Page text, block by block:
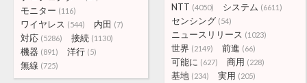
NTT (4050) システム (6611)
センシング (54)
ニュースリリース (1023)
世界 (2149) 前進 (66)
可能に (627) 商用 (228)
基地 (234) 実用 (205)
モニター (116)
ワイヤレス (544) 内田 (7)
対応 (5286) 接続 (1130)
機器 (891) 洋行 (5)
無線 (725)